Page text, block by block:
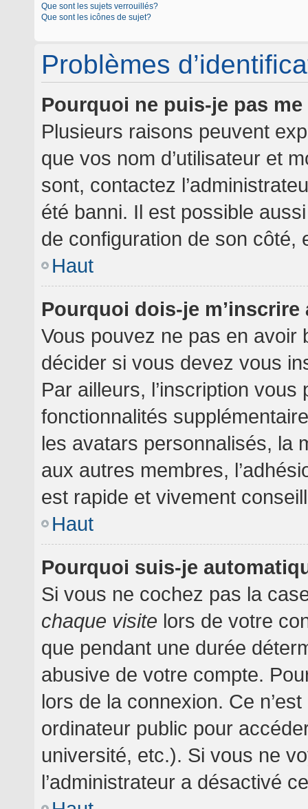
Que sont les sujets verrouillés?
Que sont les icônes de sujet?
Problèmes
Pourquoi ne puis-je pas
Plusieurs raisons peuvent
que vos nom d’utilisateur et
sont, contactez
été banni. Il est possible
de configuration de son côté,
Haut
Pourquoi dois-je
Vous pouvez ne pas en avoir
décider si vous devez vous
Par ailleurs, l’inscription
fonctionnalités
les avatars personnalisés, la
aux autres membres,
est rapide et vivement
Haut
Pourquoi suis-je
Si vous ne cochez pas la
chaque visite lors de votre
que pendant une durée
abusive de votre compte.
lors de la connexion. Ce
ordinateur public pour
université, etc.). Si vous ne
l’administrateur a désactivé